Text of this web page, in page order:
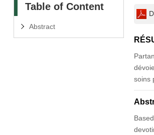
Table of Content
Abstract
soins